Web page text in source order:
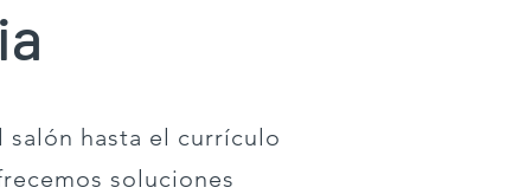
salón hasta el currículo
soluciones